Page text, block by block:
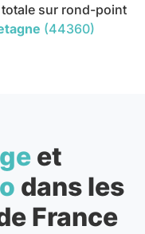
sur rond-point
(44360)
et
dans les
France